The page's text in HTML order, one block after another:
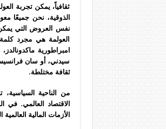
ثقافياً، يمكن تجربة
الذوقية، نحن جميعًا
نفس العروض التي يمكن
العولمة هي مجرد
امبراطورية
سيدني، أو سان
ثقافة مختلطة.
من الناحية السياسية،
الاقتصاد العالمي.
الأزمات المالية